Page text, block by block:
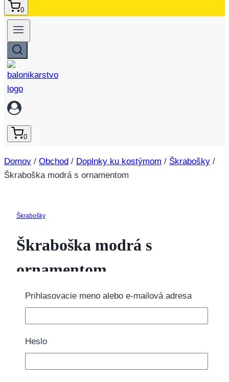
0
0
Domov / Obchod / Doplnky ku kostýmom / Škrabošky /
Škraboška modrá s ornamentom
Škrabošky
Škraboška modrá s
ornamentom
4.50 €
Tovar momentálne nie je na sklade.
Doprava zdarma nad 40€
Prihlasovacie meno alebo e-mailová adresa
Heslo